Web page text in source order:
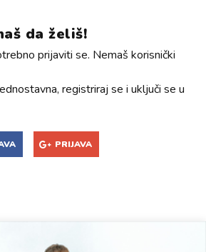
da želiš!
prijaviti se. Nemaš korisnički
registriraj se i uključi se u
PRIJAVA